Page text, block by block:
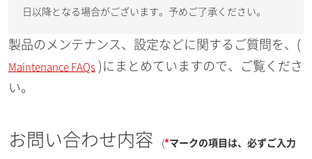
日以降となる場合がございます。予めご了承ください。
製品のメンテナンス、設定などに関するご質問を、(
Maintenance FAQs )にまとめていますので、ご覧くださ
い。
お問い合わせ内容 (*マークの項目は、必ずご入力